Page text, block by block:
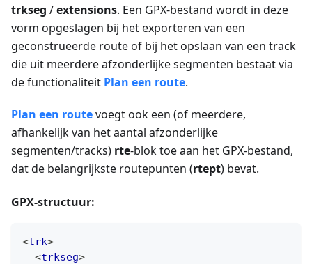
trkseg /extensions. Een GPX-bestand wordt in deze
vorm opgeslagen bij het exporteren van een
geconstrueerde route of bij het opslaan van een track
die uit meerdere afzonderlijke segmenten bestaat via
de functionaliteit Plan een route.
Plan een routevoegt ook een (of meerdere,
afhankelijk van het aantal afzonderlijke
segmenten/tracks) rte-blok toe aan het GPX-bestand,
dat de belangrijkste routepunten (rtept) bevat.
GPX-structuur:
<trk>
<trkseg>